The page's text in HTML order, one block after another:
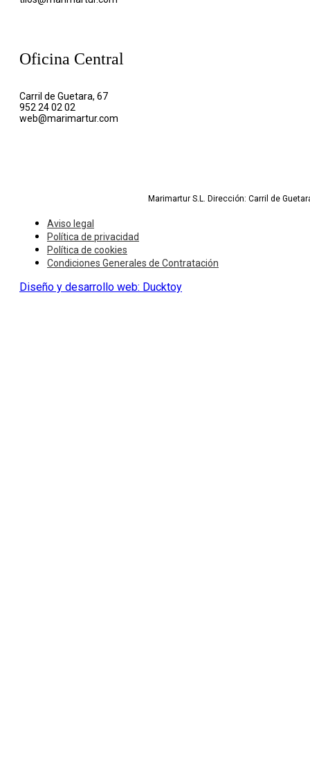
Oficina Central
Carril de Guetara, 67
952 24 02 02
web@marimartur.com
Marimartur S.L. Dirección: Carril de
Aviso legal
Política de privacidad
Política de cookies
Condiciones Generales de Contratación
Diseño y desarrollo web: Ducktoy